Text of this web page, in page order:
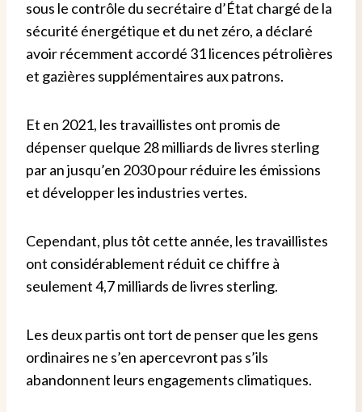
sous le contrôle du secrétaire d’État chargé de la
sécurité énergétique et du net zéro, a déclaré
avoir récemment accordé 31 licences pétrolières
et gazières supplémentaires aux patrons.
Et en 2021, les travaillistes ont promis de
dépenser quelque 28 milliards de livres sterling
par an jusqu’en 2030 pour réduire les émissions
et développer les industries vertes.
Cependant, plus tôt cette année, les travaillistes
ont considérablement réduit ce chiffre à
seulement 4,7 milliards de livres sterling.
Les deux partis ont tort de penser que les gens
ordinaires ne s’en apercevront pas s’ils
abandonnent leurs engagements climatiques.